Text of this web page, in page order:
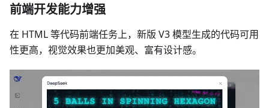
前端开发能力增强
在 HTML 等代码前端任务上，新版 V3 模型生成的代码可用
性更高，视觉效果也更加美观、富有设计感。